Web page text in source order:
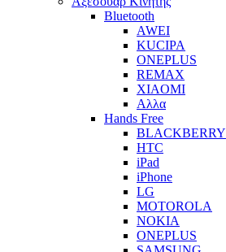
Bluetooth
AWEI
KUCIPA
ONEPLUS
REMAX
XIAOMI
Αλλα
Hands Free
BLACKBERRY
HTC
iPad
iPhone
LG
MOTOROLA
NOKIA
ONEPLUS